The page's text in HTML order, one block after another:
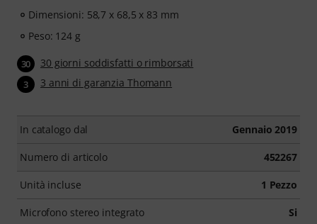
Dimensioni: 58,7 x 68,5 x 83 mm
Peso: 124 g
30 30 giorni soddisfatti o rimborsati
3 3 anni di garanzia Thomann
In catalogo dal Gennaio 2019
Numero di articolo 452267
Unità incluse 1 Pezzo
Microfono stereo integrato Si